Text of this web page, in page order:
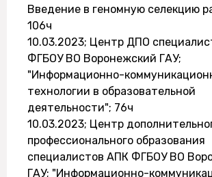
Введение в геномную селекцию
106ч
10.03.2023; Центр ДПО
ФГБОУ ВО Воронежский ГАУ;
"Информационно-
технологии в образовательной
деятельности"; 76ч
10.03.2023; Центр
профессионального образования
специалистов АПК ФГБОУ ВО
ГАУ; "Информационно-